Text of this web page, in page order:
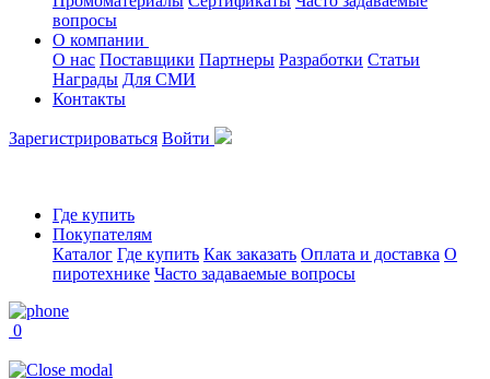
вопросы
О компании
О нас Поставщики Партнеры Разработки Статьи
Награды Для СМИ
Контакты
Зарегистрироваться Войти
Где купить
Покупателям
Каталог Где купить Как заказать Оплата и доставка О
пиротехнике Часто задаваемые вопросы
0